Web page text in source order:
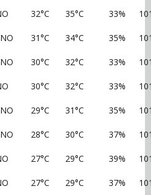
32°C 35°C 33%
31°C 34°C 35%
30°C 32°C 33%
30°C 32°C 33%
29°C 31°C 35%
28°C 30°C 37%
27°C 29°C 39%
27°C 29°C 37%